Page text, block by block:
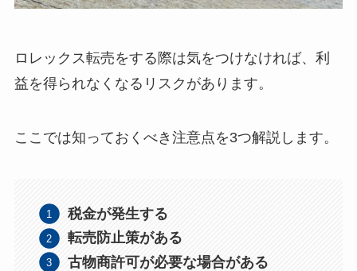
ロレックス転売をする際は気をつけなければ、利
益を得られなくなるリスクがあります。
ここでは知っておくべき注意点を3つ解説します。
税金が発生する
転売防止策がある
古物商許可が必要な場合がある